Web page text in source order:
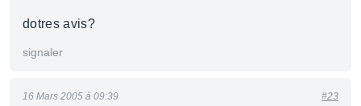
dotres avis?
signaler
16 Mars 2005 à 09:39 #23